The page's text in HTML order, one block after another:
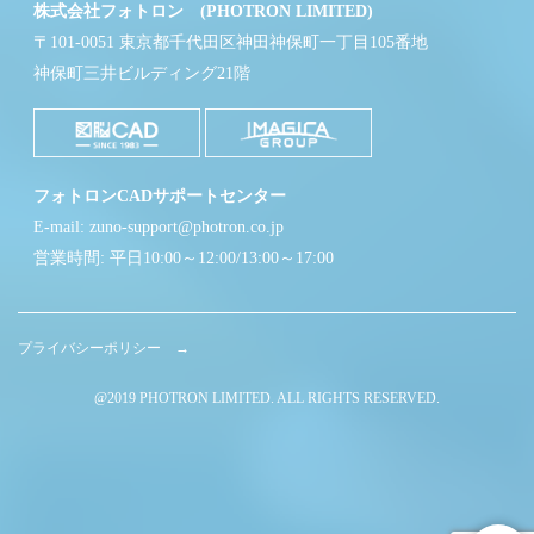
株式会社フォトロン (PHOTRON LIMITED)
〒101-0051 東京都千代田区神田神保町一丁目105番地
神保町三井ビルディング21階
フォトロンCADサポートセンター
E-mail: zuno-support@photron.co.jp
営業時間: 平日10:00～12:00/13:00～17:00
プライバシーポリシー →
@2019 PHOTRON LIMITED. ALL RIGHTS RESERVED.